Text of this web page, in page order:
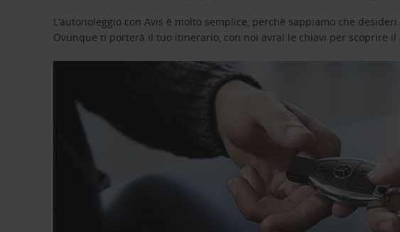
L’autonoleggio con Avis è molto semplice, perchè sappiamo che
Ovunque ti porterà il tuo itinerario, con noi avrai le chiavi per scoprire il